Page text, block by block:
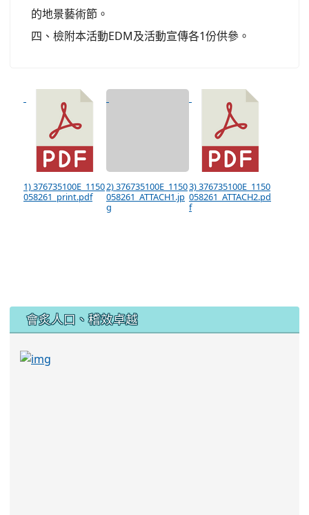
的地景藝術節。
四、檢附本活動EDM及活動宣傳各1份供參。
1) 376735100E_1150
058261_print.pdf
2) 376735100E_1150
058261_ATTACH1.jp
g
3) 376735100E_1150
058261_ATTACH2.pd
f
會炙人口、稽效卓越